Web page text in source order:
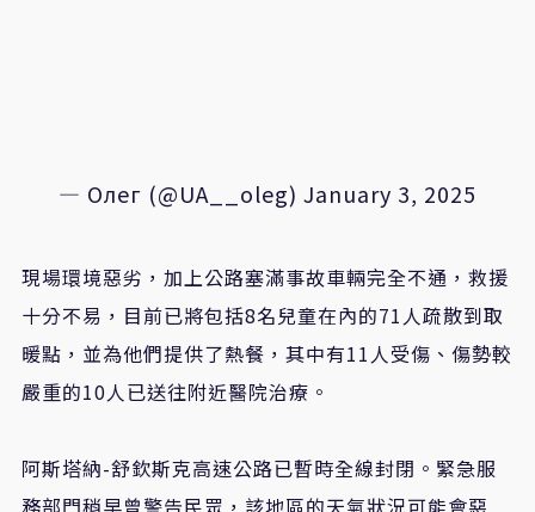
— Олег (@UA__oleg) January 3, 2025
現場環境惡劣，加上公路塞滿事故車輛完全不通，救援
十分不易，目前已將包括8名兒童在內的71人疏散到取
暖點，並為他們提供了熱餐，其中有11人受傷、傷勢較
嚴重的10人已送往附近醫院治療。
阿斯塔納-舒欽斯克高速公路已暫時全線封閉。緊急服
務部門稍早曾警告民眾，該地區的天氣狀況可能會惡